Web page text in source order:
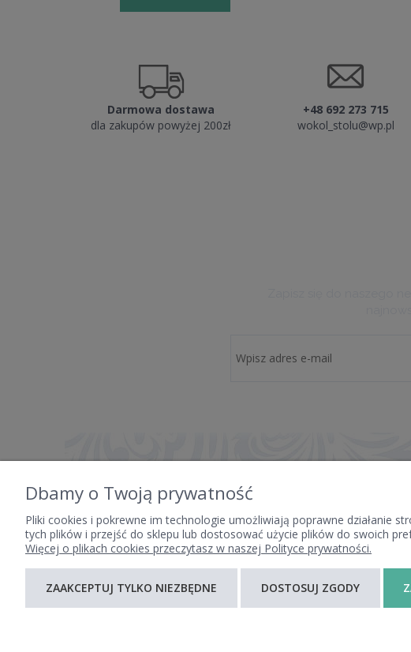
Darmowa dostawa
dla zakupów powyżej 200zł
+48 692 273 715
wokol_stolu@wp.pl
POMOC
ZWROTY I REKLAMACJE
MOJE KONTO
TWOJE ZAMÓWIENIA
Dbamy o Twoją prywatność
Pliki cookies i pokrewne im technologie umożliwiają poprawne działanie
tych plików i przejść do sklepu lub dostosować użycie plików do swoich
Więcej o plikach cookies przeczytasz w naszej Polityce prywatności.
ZAAKCEPTUJ TYLKO NIEZBĘDNE DOSTOSUJ ZGODY